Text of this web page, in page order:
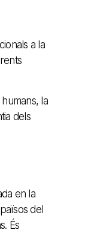
a la
la
dels
en la
del
És